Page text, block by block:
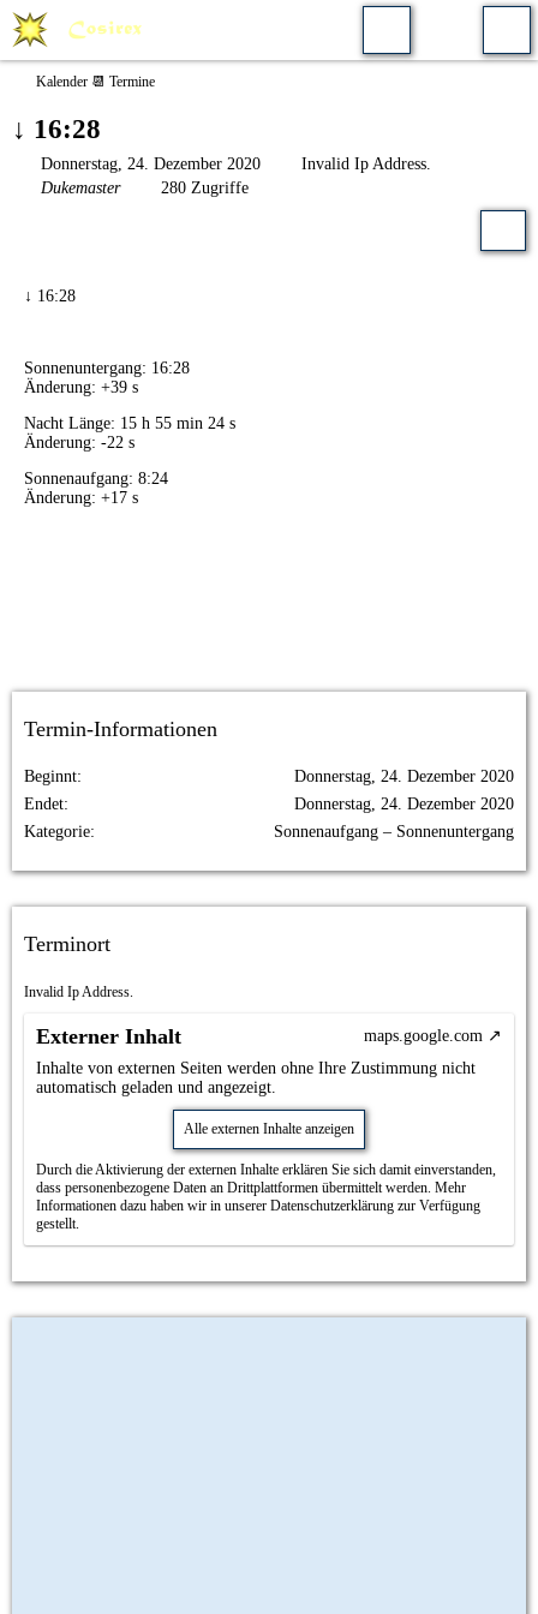
Kalender 📆 Termine
↓ 16:28
Donnerstag, 24. Dezember 2020
Invalid Ip Address.
Dukemaster
280 Zugriffe
↓ 16:28
Sonnenuntergang: 16:28
Änderung: +39 s
Nacht Länge: 15 h 55 min 24 s
Änderung: -22 s
Sonnenaufgang: 8:24
Änderung: +17 s
Termin-Informationen
Beginnt
Donnerstag, 24. Dezember 2020
Endet
Donnerstag, 24. Dezember 2020
Kategorie
Sonnenaufgang – Sonnenuntergang
Terminort
Invalid Ip Address.
Externer Inhalt
maps.google.com
Inhalte von externen Seiten werden ohne Ihre Zustimmung nicht
automatisch geladen und angezeigt.
Alle externen Inhalte anzeigen
Durch die Aktivierung der externen Inhalte erklären Sie sich damit einverstanden,
dass personenbezogene Daten an Drittplattformen übermittelt werden. Mehr
Informationen dazu haben wir in unserer Datenschutzerklärung zur Verfügung
gestellt.